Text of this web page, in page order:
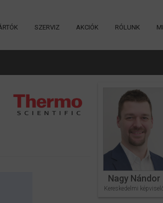
SZERVIZ AKCIÓK RÓLUNK
Nagy Nándor
Kereskedelmi